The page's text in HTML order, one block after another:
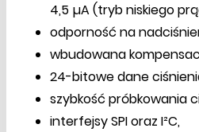
4,5 µA (tryb niskiego
odporność na
wbudowana
24-bitowe dane
szybkość próbkowania
interfejsy SPI oraz I²C,